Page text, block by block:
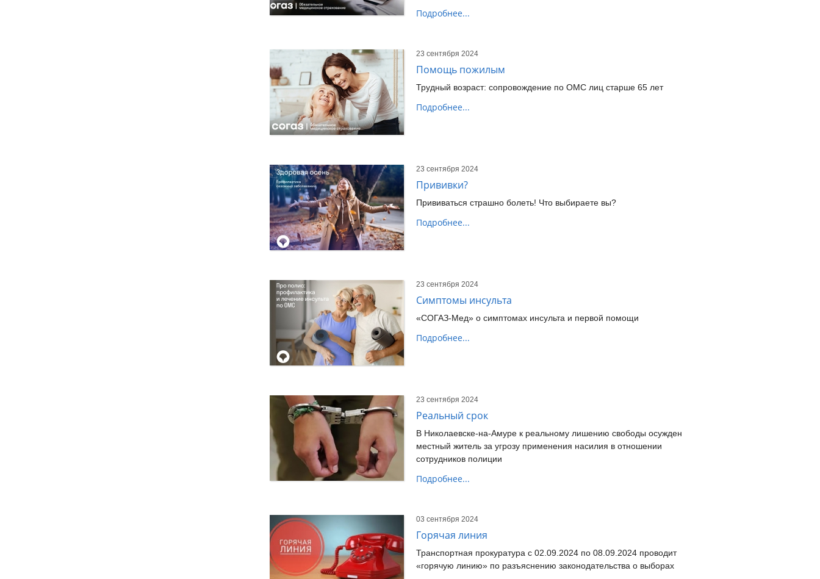
Подробнее...
23 сентября 2024
Помощь пожилым
Трудный возраст: сопровождение по ОМС лиц старше 65 лет
Подробнее...
23 сентября 2024
Прививки?
Прививаться страшно болеть! Что выбираете вы?
Подробнее...
23 сентября 2024
Симптомы инсульта
«СОГАЗ-Мед» о симптомах инсульта и первой помощи
Подробнее...
23 сентября 2024
Реальный срок
В Николаевске-на-Амуре к реальному лишению свободы осужден
местный житель за угрозу применения насилия в отношении
сотрудников полиции
Подробнее...
03 сентября 2024
Горячая линия
Транспортная прокуратура с 02.09.2024 по 08.09.2024 проводит
«горячую линию» по разъяснению законодательства о выборах